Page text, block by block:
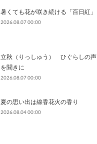
暑くても花が咲き続ける「百日紅」
2026.08.07 00:00
立秋（りっしゅう） ひぐらしの声
を聞きに
2026.08.07 00:00
夏の思い出は線香花火の香り
2026.08.04 00:00